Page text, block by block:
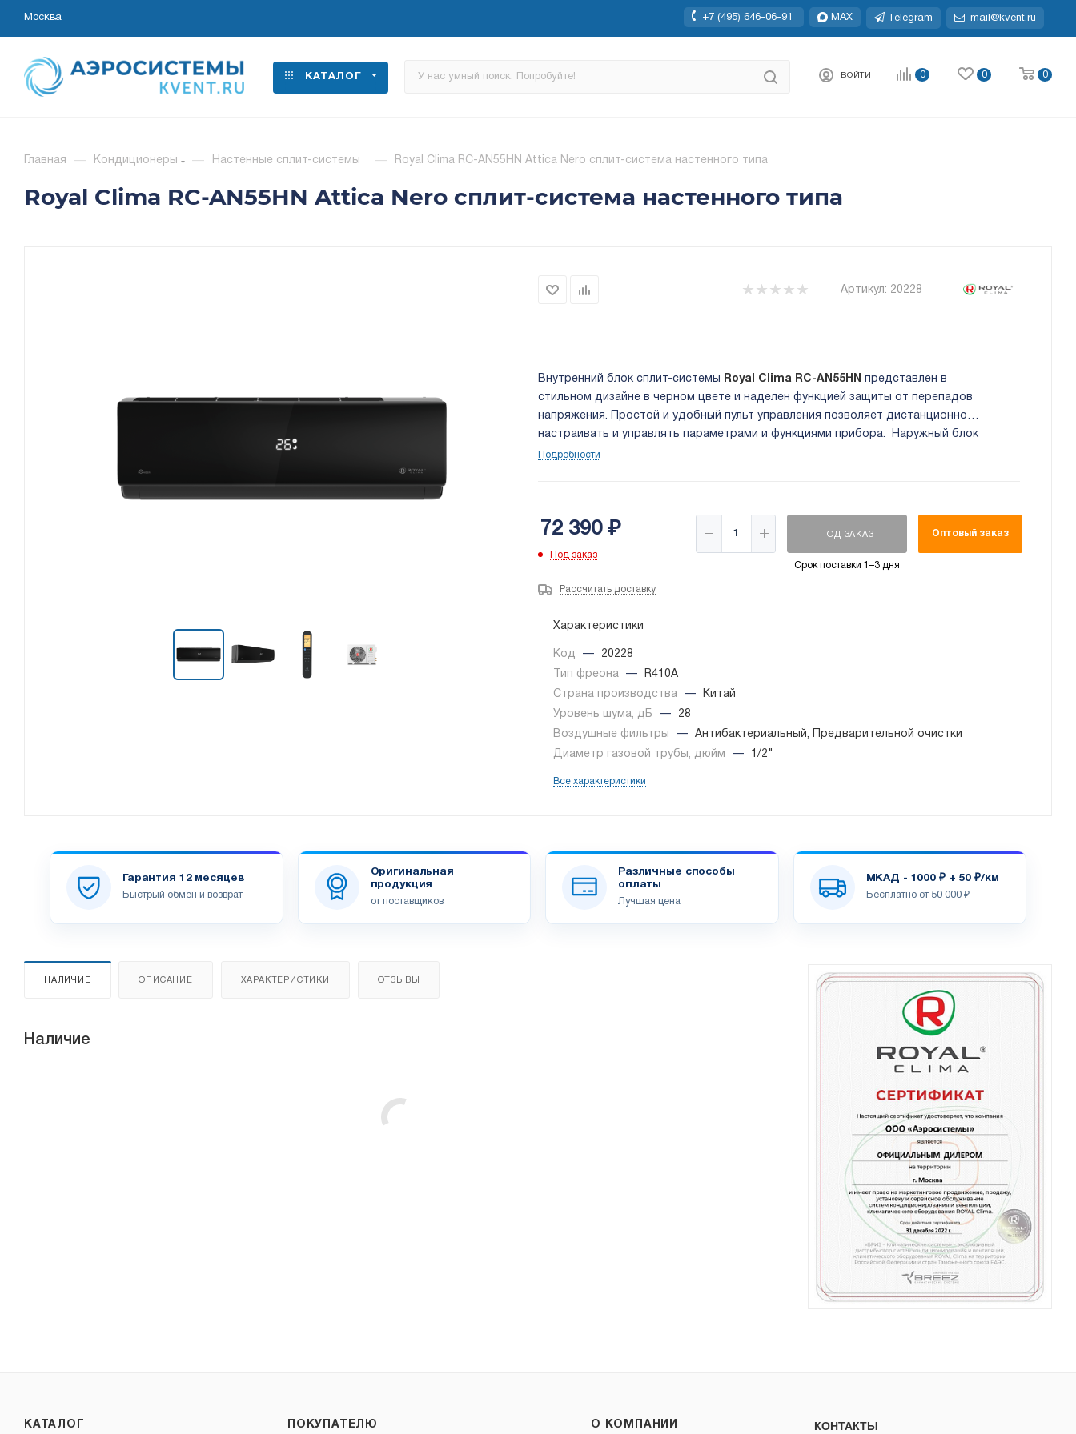
Москва +7 (495) 646-06-91 MAX Telegram mail@kvent.ru
КАТАЛОГ ВОЙТИ 0 0 0
Главная — Кондиционеры — Настенные сплит-системы — Royal Clima RC-AN55HN Attica Nero сплит-система настенного типа
Royal Clima RC-AN55HN Attica Nero сплит-система настенного типа
Артикул: 20228
Внутренний блок сплит-системы Royal Clima RC-AN 55 HN представлен в
стильном дизайне в черном цвете и наделен функцией защиты от перепадов
напряжения. Простой и удобный пульт управления позволяет дистанционно
настраивать и управлять параметрами и функциями прибора. Наружный блок
системы выполнен из стального листа увеличенной толщины. Антикоррозийное
Подробности
72 390₽
Под заказ
ПОД ЗАКАЗ
Срок поставки 1–3 дня
Оптовый заказ
Рассчитать доставку
Характеристики
Код —
20228
Тип фреона
—
R410A
Страна производства
—
Китай
Уровень шума, дБ
—
28
Воздушные фильтры
—
Антибактериальный, Предварительной очистки
Диаметр газовой трубы, дюйм
— 1/2"
Все характеристики
Гарантия 12 месяцев
Быстрый обмен и возврат
Оригинальная
продукция
от поставщиков
Различные способы
оплаты
Лучшая цена
МКАД - 1000 ₽ + 50 ₽/км
Бесплатно от 50 000 ₽
НАЛИЧИЕ ОПИСАНИЕ ХАРАКТЕРИСТИКИ ОТЗЫВЫ
Наличие
КАТАЛОГ ПОКУПАТЕЛЮ О КОМПАНИИ КОНТАКТЫ